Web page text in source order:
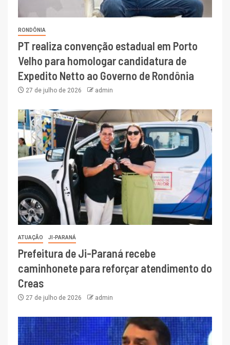
RONDÔNIA
PT realiza convenção estadual em Porto
Velho para homologar candidatura de
Expedito Netto ao Governo de Rondônia
27 de julho de 2026 admin
ATUAÇÃO JI-PARANÁ
Prefeitura de Ji-Paraná recebe
caminhonete para reforçar atendimento do
Creas
27 de julho de 2026 admin